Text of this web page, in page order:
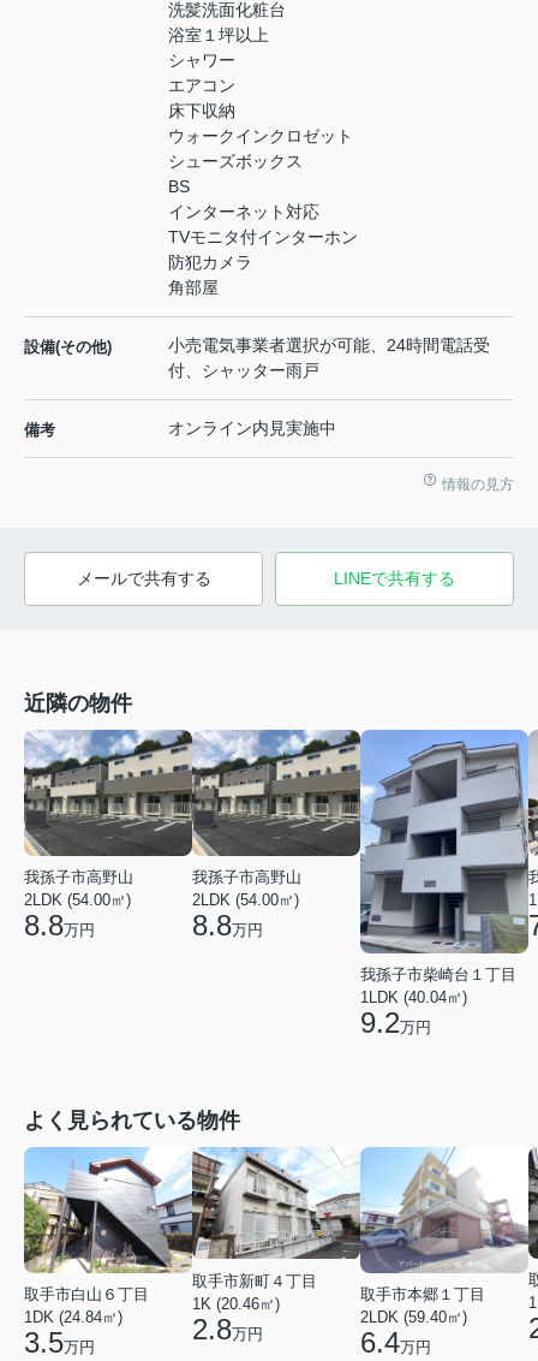
洗髪洗面化粧台
浴室１坪以上
シャワー
エアコン
床下収納
ウォークインクロゼット
シューズボックス
BS
インターネット対応
TVモニタ付インターホン
防犯カメラ
角部屋
設備(その他)
小売電気事業者選択が可能、24時間電話受
付、シャッター雨戸
備考 オンライン内見実施中
情報の見方
メールで共有する LINEで共有する
近隣の物件
我孫子市高野山
2LDK (54.00㎡)
8.8万円
我孫子市高野山
2LDK (54.00㎡)
8.8万円
我孫子市柴崎台１丁目
1LDK (40.04㎡)
9.2万円
よく見られている物件
取手市白山６丁目
1DK (24.84㎡)
3.5万円
取手市新町４丁目
1K (20.46㎡)
2.8万円
取手市本郷１丁目
2LDK (59.40㎡)
6.4万円